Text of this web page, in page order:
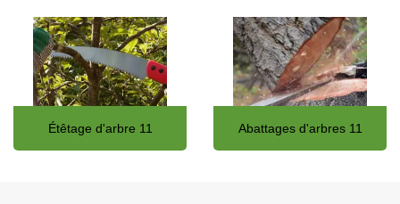
Étêtage d'arbre 11 Abattages d'arbres 11